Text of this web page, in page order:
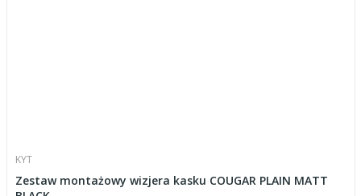
KYT
Zestaw montażowy wizjera kasku COUGAR PLAIN MATT